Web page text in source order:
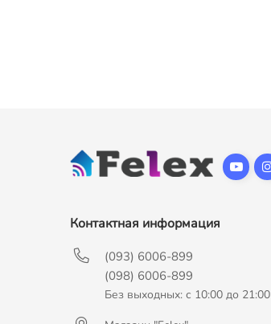
Контактная информация
(093) 6006-899
(098) 6006-899
Без выходных: с 10:00 до 21:00